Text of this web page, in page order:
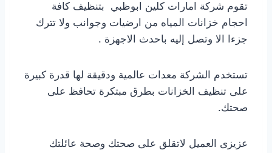
تقوم شركة امارات كلين ابوظبي بتنظيف كافة
احجام خزانات المياه من ارضيات وجوانب ولا تترك
جزءا الا وتصل إليه باحدث الاجهزة .
تستخدم الشركة معدات عالمية ودقيقة لها قدرة كبيرة
على تنظيف الخزانات بطرق مبتكرة تحافظ على
صحتك.
عزيزى العميل لاتقلق على صحتك وصحة عائلتك